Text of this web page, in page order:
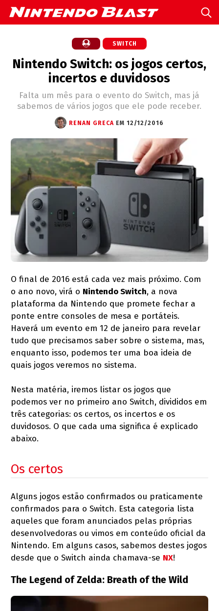
SWITCH
Nintendo Switch: os jogos certos,
incertos e duvidosos
Falta um mês para o evento do Switch, mas já
sabemos de vários jogos que ele pode receber.
RENAN GRECA EM 12/12/2016
O final de 2016 está cada vez mais próximo. Com
o ano novo, virá o Nintendo Switch, a nova
plataforma da Nintendo que promete fechar a
ponte entre consoles de mesa e portáteis.
Haverá um evento em 12 de janeiro para revelar
tudo que precisamos saber sobre o sistema, mas,
enquanto isso, podemos ter uma boa ideia de
quais jogos veremos no sistema.
Nesta matéria, iremos listar os jogos que
podemos ver no primeiro ano Switch, divididos em
três categorias: os certos, os incertos e os
duvidosos. O que cada uma significa é explicado
abaixo.
Os certos
Alguns jogos estão confirmados ou praticamente
confirmados para o Switch. Esta categoria lista
aqueles que foram anunciados pelas próprias
desenvolvedoras ou vimos em conteúdo oficial da
Nintendo. Em alguns casos, sabemos destes jogos
desde que o Switch ainda chamava-se NX!
The Legend of Zelda: Breath of the Wild